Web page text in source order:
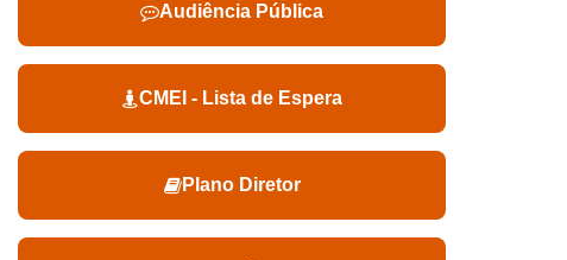
Audiência Pública
CMEI - Lista de Espera
Plano Diretor